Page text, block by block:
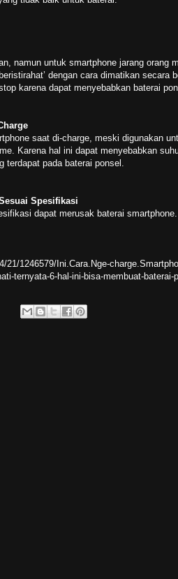
namun untuk smartphone jarang orang
dengan cara dimatikan secara
karena dapat menyebabkan baterai
saat di-charge, meski digunakan
Karena hal ini dapat menyebabkan
pada baterai ponsel.
Spesifikasi
dapat merusak baterai smartphone.
21/1246579/Ini.Cara.Nge-
ternyata-6-hal-ini-bisa-membuat-baterai-